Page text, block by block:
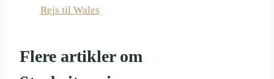
Rejs til Wales
Flere artikler om